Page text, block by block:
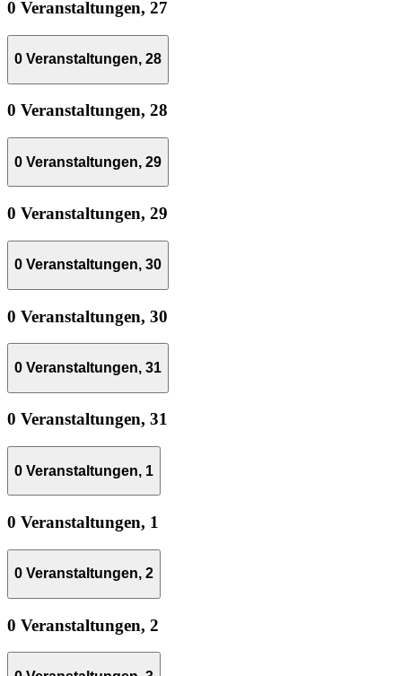
0 Veranstaltungen, 27
0 Veranstaltungen, 28
0 Veranstaltungen, 28
0 Veranstaltungen, 29
0 Veranstaltungen, 29
0 Veranstaltungen, 30
0 Veranstaltungen, 30
0 Veranstaltungen, 31
0 Veranstaltungen, 31
0 Veranstaltungen, 1
0 Veranstaltungen, 1
0 Veranstaltungen, 2
0 Veranstaltungen, 2